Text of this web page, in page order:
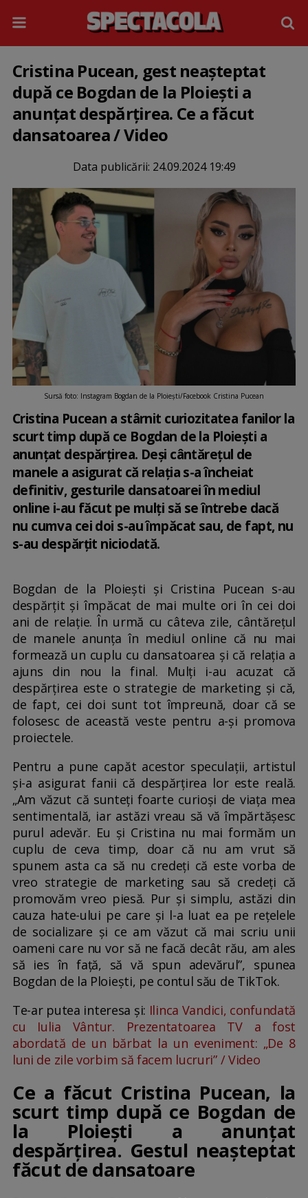
Cristina Pucean, gest neașteptat
după ce Bogdan de la Ploiești a
anunțat despărțirea. Ce a făcut
dansatoarea / Video
Data publicării: 24.09.2024 19:49
Sursă foto: Instagram Bogdan de la Ploiești/Facebook Cristina Pucean
Cristina Pucean a stârnit curiozitatea fanilor la
scurt timp după ce Bogdan de la Ploiești a
anunțat despărțirea. Deși cântărețul de
manele a asigurat că relația s-a încheiat
definitiv, gesturile dansatoarei în mediul
online i-au făcut pe mulți să se întrebe dacă
nu cumva cei doi s-au împăcat sau, de fapt, nu
s-au despărțit niciodată.
Bogdan de la Ploiești și Cristina Pucean s-au
despărțit și împăcat de mai multe ori în cei doi
ani de relaţie. În urmă cu câteva zile, cântărețul
de manele anunța în mediul online că nu mai
formează un cuplu cu dansatoarea și că relația a
ajuns din nou la final. Mulți i-au acuzat că
despărțirea este o strategie de marketing și că,
de fapt, cei doi sunt tot împreună, doar că se
folosesc de această veste pentru a-și promova
proiectele.
Pentru a pune capăt acestor speculații, artistul
și-a asigurat fanii că despărțirea lor este reală.
„Am văzut că sunteți foarte curioși de viața mea
sentimentală, iar astăzi vreau să vă împărtășesc
purul adevăr. Eu și Cristina nu mai formăm un
cuplu de ceva timp, doar că nu am vrut să
spunem asta ca să nu credeți că este vorba de
vreo strategie de marketing sau să credeți că
promovăm vreo piesă. Pur și simplu, astăzi din
cauza hate-ului pe care și l-a luat ea pe rețelele
de socializare și ce am văzut că mai scriu unii
oameni care nu vor să ne facă decât rău, am ales
să ies în față, să vă spun adevărul”, spunea
Bogdan de la Ploiești, pe contul său de TikTok.
Te-ar putea interesa și: Ilinca Vandici, confundată
cu Iulia Vântur. Prezentatoarea TV a fost
abordată de un bărbat la un eveniment: „De 8
luni de zile vorbim să facem lucruri” / Video
Ce a făcut Cristina Pucean, la
scurt timp după ce Bogdan de
la Ploiești a anunțat
despărțirea. Gestul neașteptat
făcut de dansatoare